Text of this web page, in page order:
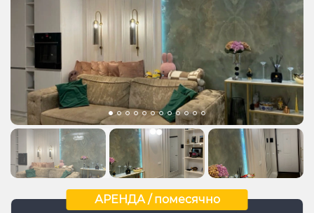
АРЕНДА / помесячно